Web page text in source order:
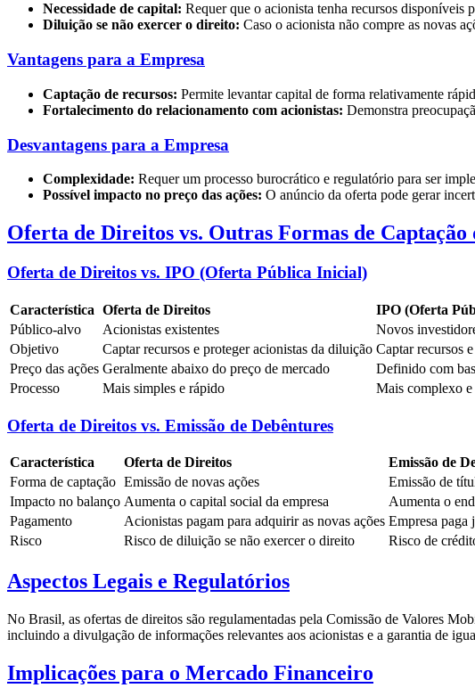
Necessidade de capital: Requer que o acionista tenha recursos disponíveis
Diluição se não exercer o direito: Caso o acionista não compre as novas
Vantagens para a Empresa
Captação de recursos: Permite levantar capital de forma relativamente
Fortalecimento do relacionamento com acionistas: Demonstra
Desvantagens para a Empresa
Complexidade: Requer um processo burocrático e regulatório para ser
Possível impacto no preço das ações: O anúncio da oferta pode gerar
Oferta de Direitos vs. Outras Formas de Captação
Oferta de Direitos vs. IPO (Oferta Pública Inicial)
Característica Oferta de Direitos
IPO (Oferta
Público-alvo
Acionistas existentes
Novos
Objetivo
Captar recursos e proteger acionistas da diluição Captar recursos
Preço das ações Geralmente abaixo do preço de mercado
Definido com
Processo
Mais simples e rápido Mais complexo e
Oferta de Direitos vs. Emissão de Debêntures
Característica Oferta de Direitos
Emissão de
Forma de captação Emissão de novas ações
Emissão de
Impacto no balanço Aumenta o capital social da empresa
Aumenta o
Pagamento
Acionistas pagam para adquirir as novas ações Empresa paga
Risco
Risco de diluição se não exercer o direito Risco de
Aspectos Legais e Regulatórios
No Brasil, as ofertas de direitos são regulamentadas pela Comissão de Valores
incluindo a divulgação de informações relevantes aos acionistas e a garantia de
Implicações para o Mercado Financeiro